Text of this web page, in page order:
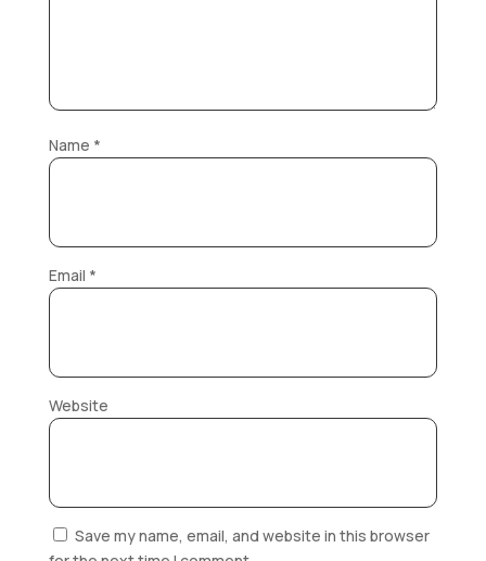
Name *
Email *
Website
Save my name, email, and website in this browser